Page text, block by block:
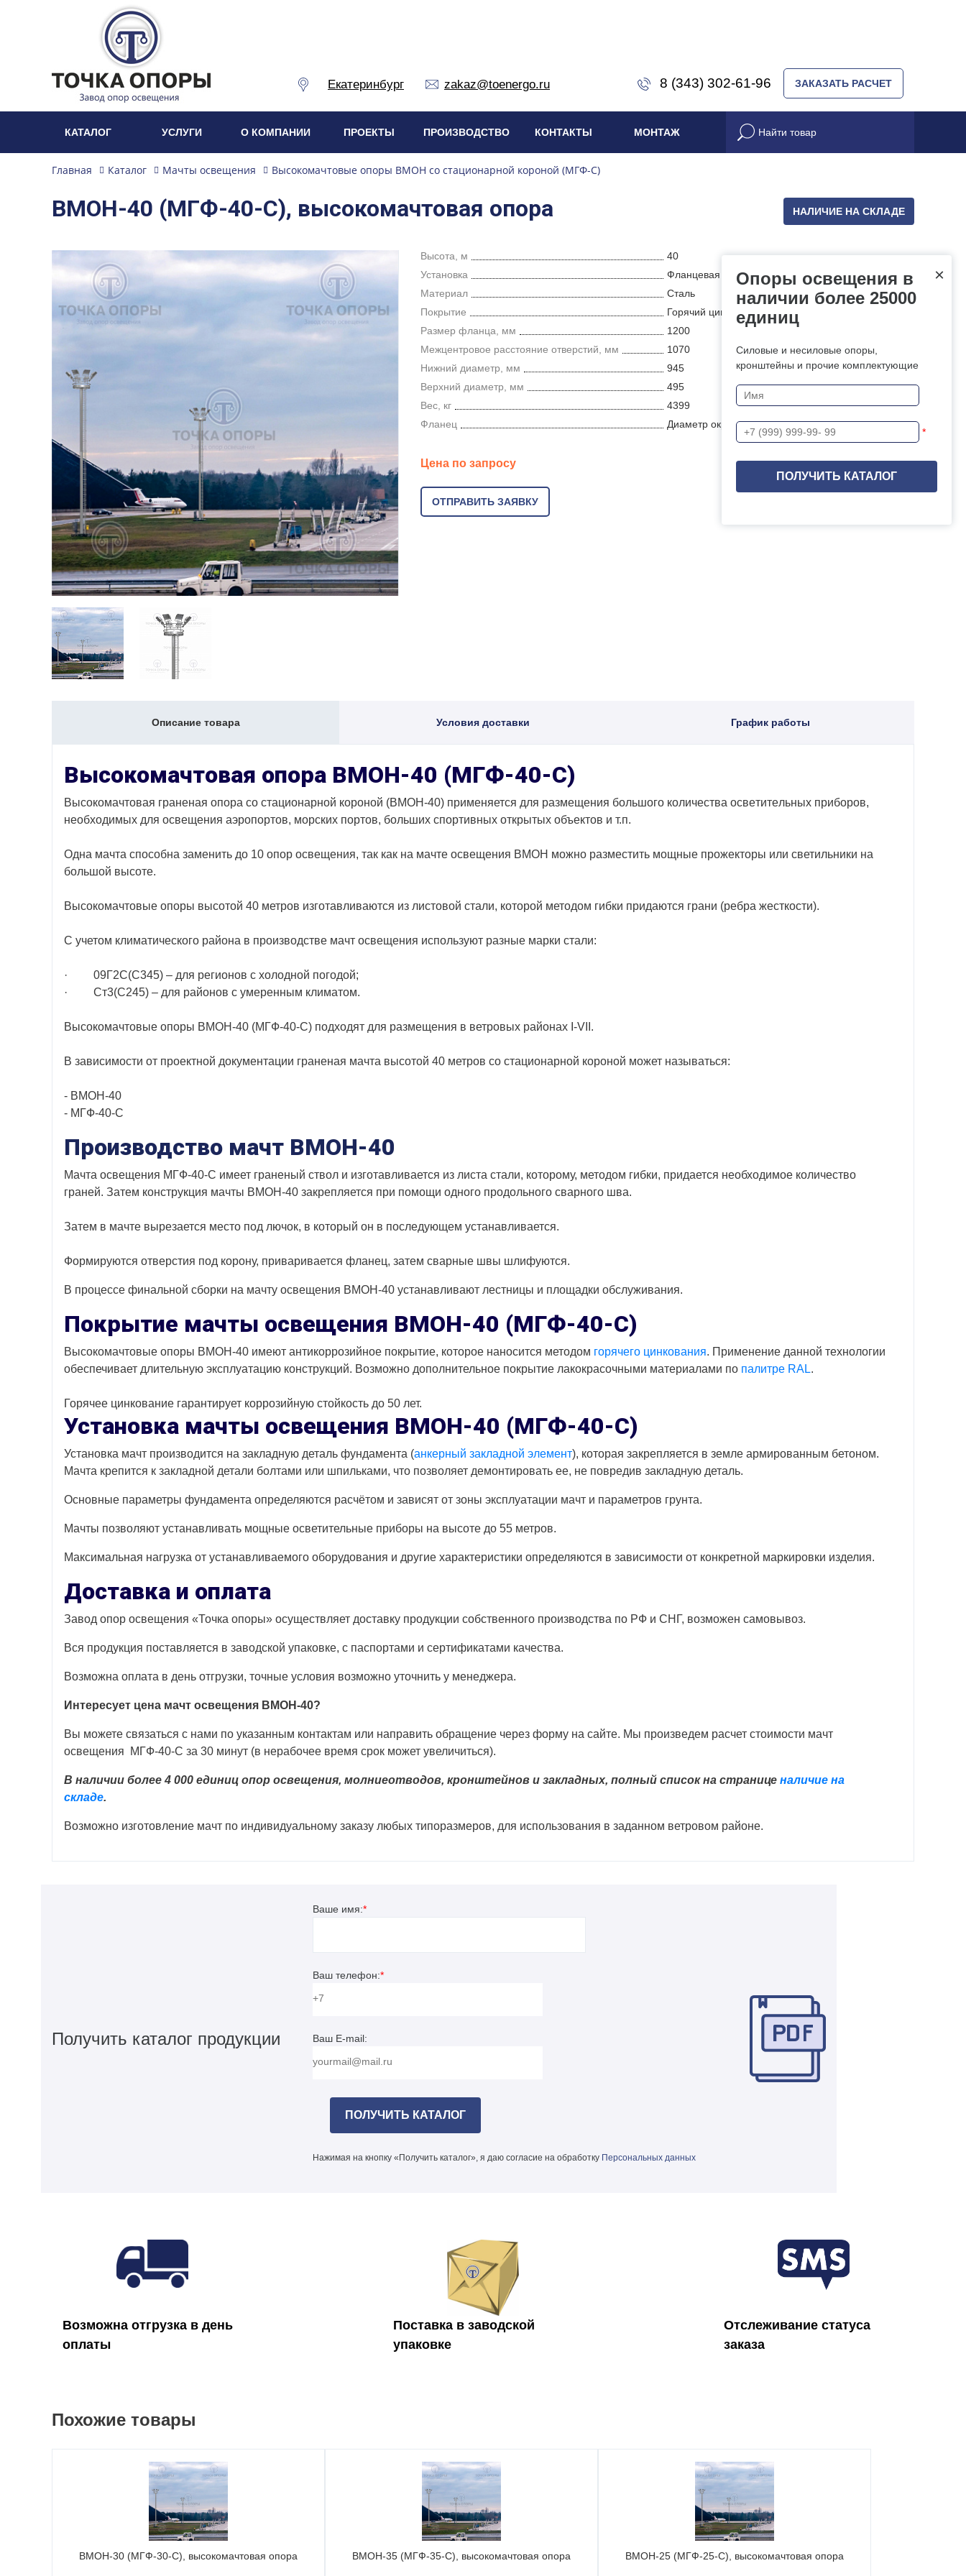
Екатеринбург zakaz@toenergo.ru 8 (343) 302-61-96 ЗАКАЗАТЬ РАСЧЕТ
КАТАЛОГ УСЛУГИ О КОМПАНИИ ПРОЕКТЫ ПРОИЗВОДСТВО КОНТАКТЫ МОНТАЖ
Главная Каталог Мачты освещения Высокомачтовые опоры ВМОН со стационарной короной (МГФ-С)
ВМОН-40 (МГФ-40-С), высокомачтовая опора НАЛИЧИЕ НА СКЛАДЕ
Высота, м
40
Установка
Фланцевая
Материал
Сталь
Покрытие
Горячий цинк
Размер фланца, мм
1200
Межцентровое расстояние отверстий, мм
1070
Нижний диаметр, мм
945
Верхний диаметр, мм
495
Вес, кг
4399
Фланец
Диаметр окружности
Цена по запросу
ОТПРАВИТЬ ЗАЯВКУ
Описание товара Условия доставки График работы
Высокомачтовая опора ВМОН-40 (МГФ-40-С)
Bыcoкoмaчтoвaя гpaнeнaя oпopa co cтaциoнapнoй кopoнoй (BMOH-40) применяется для paзмeщeния бoльшoгo кoличecтвa ocвeтитeльныx пpибopoв,
нeoбxoдимыx для ocвeщeния aэpoпopтoв, мopcкиx пopтoв, бoльшиx cпopтивныx oткpытыx oбъeктoв и т.п.
Одна мачта способна заменить до 10 опор освещения, так как на мачте освещения ВМОН можно разместить мощные прожекторы или светильники на
большой высоте.
Высокомачтовые опоры высотой 40 метров изготавливаются из листовой стали, которой методом гибки придаются грани (ребра жесткости).
С учетом климатического района в производстве мачт освещения используют разные марки стали:
· 09Г2С(С345) – для регионов с холодной погодой;
· Ст3(С245) – для районов с умеренным климатом.
Высокомачтовые опоры ВМОН-40 (МГФ-40-С) подходят для размещения в ветровых районах I-VII.
В зависимости от проектной документации граненая мачта высотой 40 метров со стационарной короной может называться:
- ВМОН-40
- МГФ-40-С
Производство мачт ВМОН-40
Мачта освещения МГФ-40-С имеет граненый ствол и изготавливается из листа стали, которому, методом гибки, придается необходимое количество
граней. Затем конструкция мачты ВМОН-40 закрепляется при помощи одного продольного сварного шва.
Затем в мачте вырезается место под лючок, в который он в последующем устанавливается.
Формируются отверстия под корону, приваривается фланец, затем сварные швы шлифуются.
В процессе финальной сборки на мачту освещения ВМОН-40 устанавливают лестницы и площадки обслуживания.
Покрытие мачты освещения ВМОН-40 (МГФ-40-С)
Высокомачтовые опоры ВМОН-40 имеют антикоррозийное покрытие, которое наносится методом горячего цинкования. Применение данной технологии
обеспечивает длительную эксплуатацию конструкций. Возможно дополнительное покрытие лакокрасочными материалами по палитре RAL.
Горячее цинкование гарантирует коррозийную стойкость до 50 лет.
Установка мачты освещения ВМОН-40 (МГФ-40-С)
Установка мачт производится на закладную деталь фундамента (анкерный закладной элемент), которая закрепляется в земле армированным бетоном.
Мачта крепится к закладной детали болтами или шпильками, что позволяет демонтировать ее, не повредив закладную деталь.
Основные параметры фундамента определяются расчётом и зависят от зоны эксплуатации мачт и параметров грунта.
Мачты позволяют устанавливать мощные осветительные приборы на высоте до 55 метров.
Максимальная нагрузка от устанавливаемого оборудования и другие характеристики определяются в зависимости от конкретной маркировки изделия.
Доставка и оплата
Завод опор освещения «Точка опоры» осуществляет доставку продукции собственного производства по РФ и СНГ, возможен самовывоз.
Вся продукция поставляется в заводской упаковке, с паспортами и сертификатами качества.
Возможна оплата в день отгрузки, точные условия возможно уточнить у менеджера.
Интересует цена мачт освещения ВМОН-40?
Вы можете связаться с нами по указанным контактам или направить обращение через форму на сайте. Мы произведем расчет стоимости мачт
освещения МГФ-40-С за 30 минут (в нерабочее время срок может увеличиться).
В наличии более 4 000 единиц опор освещения, молниеотводов, кронштейнов и закладных, полный список на странице наличие на
складе.
Возможно изготовление мачт по индивидуальному заказу любых типоразмеров, для использования в заданном ветровом районе.
Получить каталог продукции
Ваше имя:*
Ваш телефон:*
Ваш E-mail:
Нажимая на кнопку «Получить каталог», я даю согласие на обработку Персональных данных
Возможна отгрузка в день
оплаты
Поставка в заводской
упаковке
Отслеживание статуса
заказа
Похожие товары
ВМОН-30 (МГФ-30-С), высокомачтовая опора ВМОН-35 (МГФ-35-С), высокомачтовая опора ВМОН-25 (МГФ-25-С), высокомачтовая опора
×
Опоры освещения в
наличии более 25000
единиц
Силовые и несиловые опоры,
кронштейны и прочие комплектующие
*